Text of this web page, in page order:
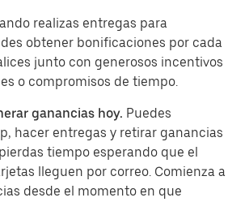
realizas entregas para
obtener bonificaciones por cada
junto con generosos incentivos
o compromisos de tiempo.
ganancias hoy. Puedes
hacer entregas y retirar ganancias
tiempo esperando que el
lleguen por correo. Comienza a
desde el momento en que